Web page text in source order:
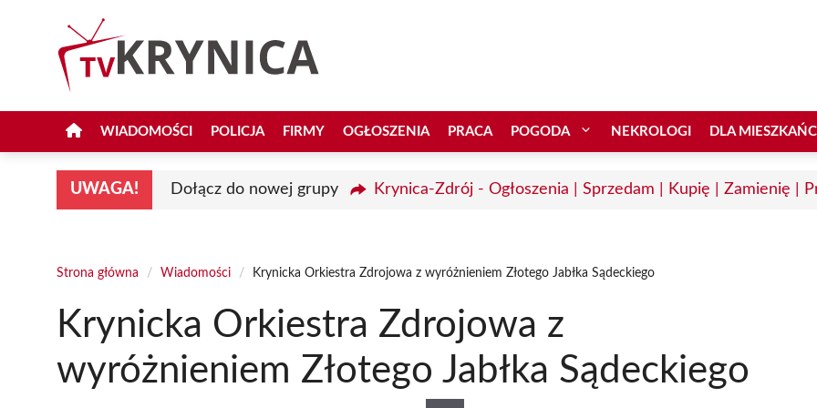
WIADOMOŚCI POLICJA FIRMY OGŁOSZENIA PRACA POGODA NEKROLOGI DLA
UWAGA! Dołącz do nowej grupy Krynica-Zdrój - Ogłoszenia | Sprzedam | Kupię | Zamienię |
Strona główna / Wiadomości / Krynicka Orkiestra Zdrojowa z wyróżnieniem Złotego Jabłka Sądeckiego
Krynicka Orkiestra Zdrojowa z
wyróżnieniem Złotego Jabłka Sądeckiego